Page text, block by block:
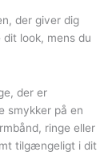
der giver dig
look, mens du
der er
smykker på en
ringe eller
tilgængeligt i dit